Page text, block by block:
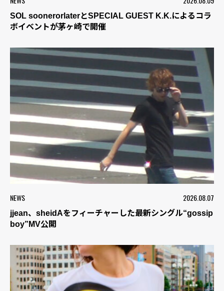
SOL soonerorlaterとSPECIAL GUEST K.K.によるコラ
ボイベントが茅ヶ崎で開催
NEWS 2026.08.07
jjean、sheidAをフィーチャーした最新シングル“gossip
boy”MV公開